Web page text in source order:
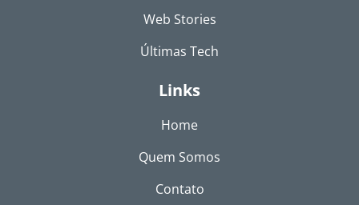
Web Stories
Últimas Tech
Links
Home
Quem Somos
Contato